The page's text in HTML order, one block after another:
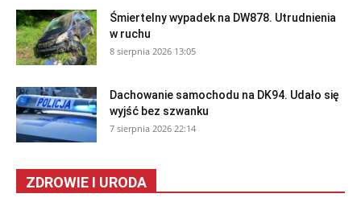
Śmiertelny wypadek na DW878. Utrudnienia
w ruchu
8 sierpnia 2026 13:05
Dachowanie samochodu na DK94. Udało się
wyjść bez szwanku
7 sierpnia 2026 22:14
ZDROWIE I URODA